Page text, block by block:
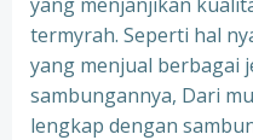
termyrah. Seperti hal
yang menjual berbagai
sambungannya, Dari
lengkap dengan